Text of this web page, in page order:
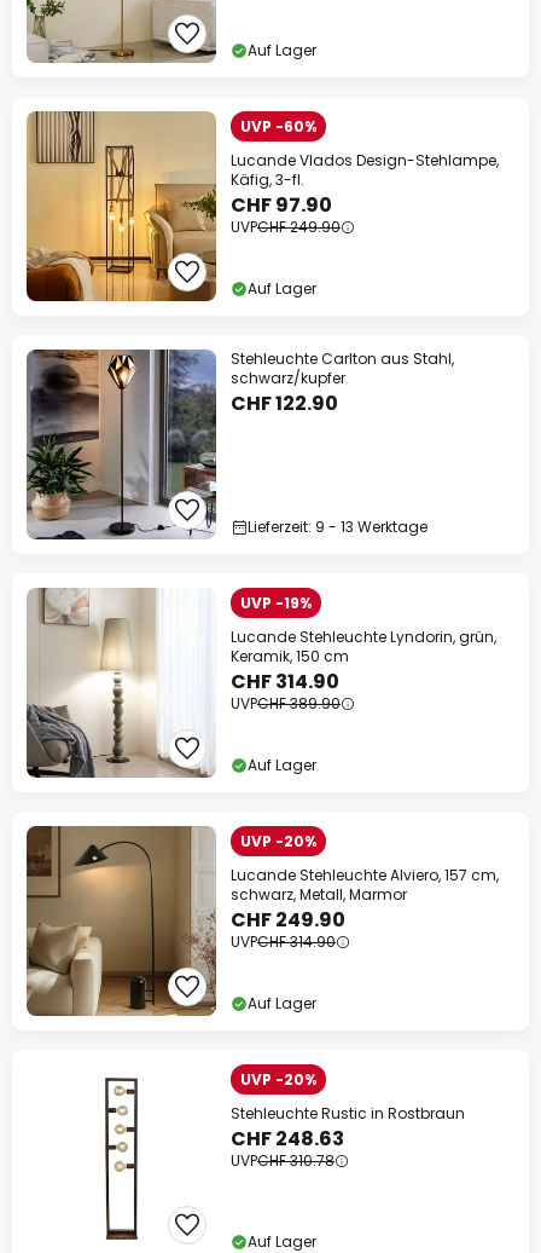
Auf Lager
UVP -60%
Lucande Vlados Design-Stehlampe,
Käfig, 3-fl.
CHF 97.90
UVPCHF 249.90
Auf Lager
Stehleuchte Carlton aus Stahl,
schwarz/kupfer
CHF 122.90
Lieferzeit: 9 - 13 Werktage
UVP -19%
Lucande Stehleuchte Lyndorin, grün,
Keramik, 150 cm
CHF 314.90
UVPCHF 389.90
Auf Lager
UVP -20%
Lucande Stehleuchte Alviero, 157 cm,
schwarz, Metall, Marmor
CHF 249.90
UVPCHF 314.90
Auf Lager
UVP -20%
Stehleuchte Rustic in Rostbraun
CHF 248.63
UVPCHF 310.78
Auf Lager